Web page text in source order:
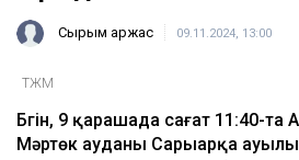
Сырым Қаржас 09.11.2024, 13:00